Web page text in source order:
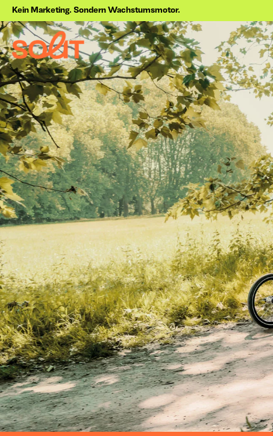
Kein Marketing. Sondern Wachstumsmotor.
Projekte
Über uns
Blog
Jetzt anfragen
Online Marketing
Strategie
Growth Marketing
Strategie Workshop
Weiterbildung &
Coaching
Potentialanalyse
Marketing
Google Ads
Meta Ads
LinkedIn Ads
WhattsApp
Amazon Ads
TikTok Ads